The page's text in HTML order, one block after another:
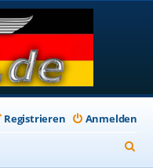
Anmelden
Registrieren